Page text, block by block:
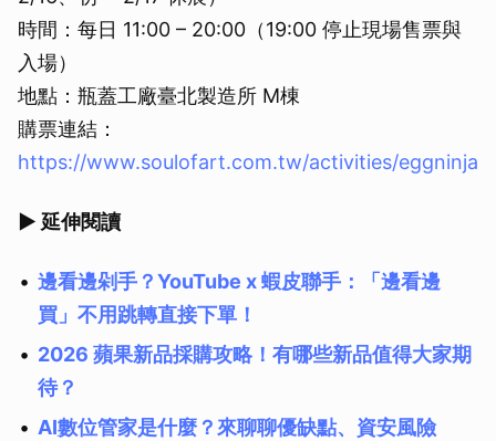
時間：每日 11:00 – 20:00（19:00 停止現場售票與
入場）
地點：瓶蓋工廠臺北製造所 M棟
購票連結：
https://www.soulofart.com.tw/activities/eggninja
▶ 延伸閱讀
邊看邊剁手？YouTube x 蝦皮聯手：「邊看邊
買」不用跳轉直接下單！
2026 蘋果新品採購攻略！有哪些新品值得大家期
待？
AI數位管家是什麼？來聊聊優缺點、資安風險